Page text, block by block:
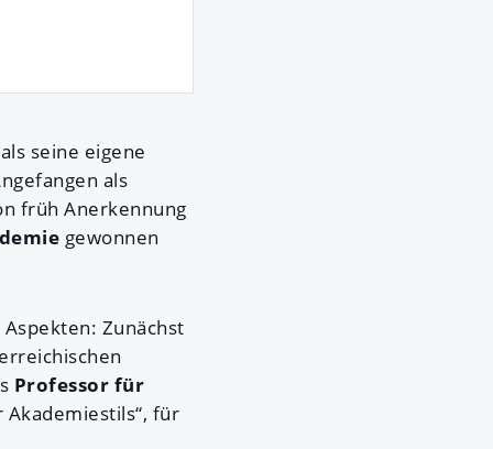
seine eigene
als
früh Anerkennung
gewonnen
Zunächst
Professor für
für